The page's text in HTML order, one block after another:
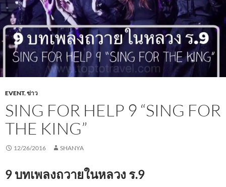
EVENT,ข่าว
SING FOR HELP 9 “SING FOR
THE KING”
12/26/2016 SHANYA
9 บทเพลงถวายในหลวง ร.9